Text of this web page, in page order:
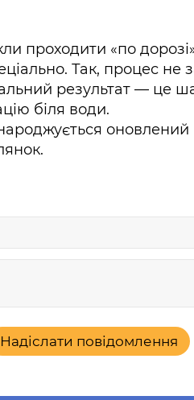
проходити «по
Так, процес не
результат — це
біля води.
оновлений
Надіслати повідомлення